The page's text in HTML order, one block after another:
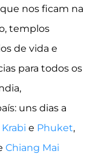
nos ficam na
templos
de vida e
para todos os
uns dias a
Krabi e Phuket,
Chiang Mai